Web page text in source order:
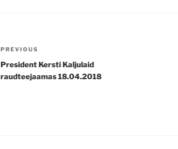
Post
navigation
Previous
Post
PREVIOUS
President Kersti Kaljulaid
raudteejaamas 18.04.2018